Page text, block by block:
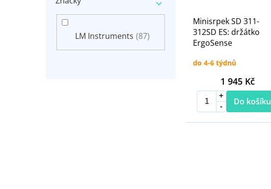
LM Instruments (87)
Minisrpek SD 311-
312SD ES: držátko
ErgoSense
do 4-6 týdnů
1 945 Kč
Do košíku